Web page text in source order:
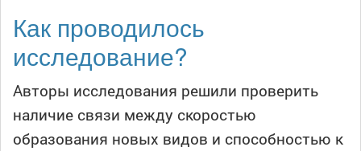
Как проводилось
исследование?
Авторы исследования решили проверить
наличие связи между скоростью
образования новых видов и способностью к